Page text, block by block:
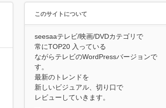
このサイトについて
seesaaテレビ/映画/DVDカテゴリで
常にTOP20 入っている
ながらテレビのWordPressバージョンで
す。
最新のトレンドを
新しいビジュアル、切り口で
レビューしていきます。